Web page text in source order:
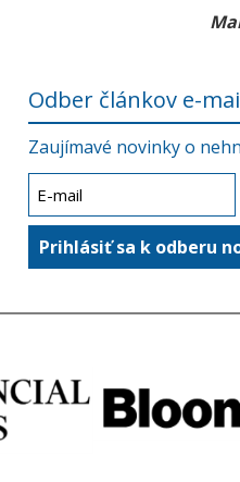
Odber článkov e-
Zaujímavé novinky o